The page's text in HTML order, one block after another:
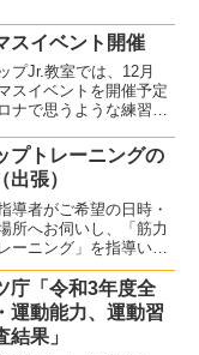
スイベント開催
プJr.教室では、12月
スイベントを開催予定
ナで思うような練習が
兼ねてみんなと活動で
を実感しましょう。
プトレーニングの
出張）
導者がご希望の日時・
所へお伺いし、「筋力
ーニング」を指導いた
庁「令和3年度全
運動能力、運動習
結果」